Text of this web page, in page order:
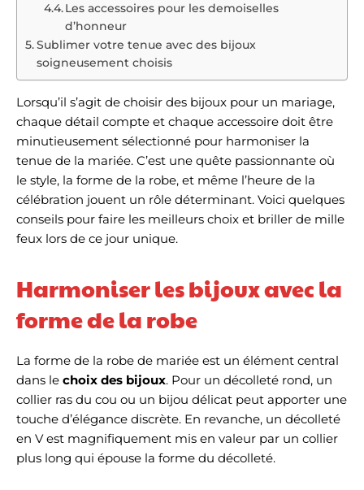
Les accessoires pour les demoiselles
d’honneur
Sublimer votre tenue avec des bijoux
soigneusement choisis
Lorsqu’il s’agit de choisir des bijoux pour un mariage,
chaque détail compte et chaque accessoire doit être
minutieusement sélectionné pour harmoniser la
tenue de la mariée. C’est une quête passionnante où
le style, la forme de la robe, et même l’heure de la
célébration jouent un rôle déterminant. Voici quelques
conseils pour faire les meilleurs choix et briller de mille
feux lors de ce jour unique.
Harmoniser les bijoux avec la
forme de la robe
La forme de la robe de mariée est un élément central
dans le choix des bijoux. Pour un décolleté rond, un
collier ras du cou ou un bijou délicat peut apporter une
touche d’élégance discrète. En revanche, un décolleté
en V est magnifiquement mis en valeur par un collier
plus long qui épouse la forme du décolleté.